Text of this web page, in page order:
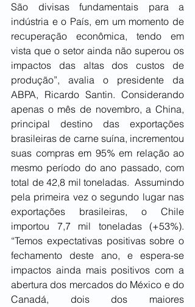
São divisas fundamentais para a
indústria e o País, em um momento de
recuperação econômica, tendo em
vista que o setor ainda não superou os
impactos das altas dos custos de
produção”, avalia o presidente da
ABPA, Ricardo Santin. Considerando
apenas o mês de novembro, a China,
principal destino das exportações
brasileiras de carne suína, incrementou
suas compras em 95% em relação ao
mesmo período do ano passado, com
total de 42,8 mil toneladas.  Assumindo
pela primeira vez o segundo lugar nas
exportações brasileiras, o Chile
importou 7,7 mil toneladas (+53%).
“Temos expectativas positivas sobre o
fechamento deste ano, e espera-se
impactos ainda mais positivos com a
abertura dos mercados do México e do
Canadá, dois dos maiores